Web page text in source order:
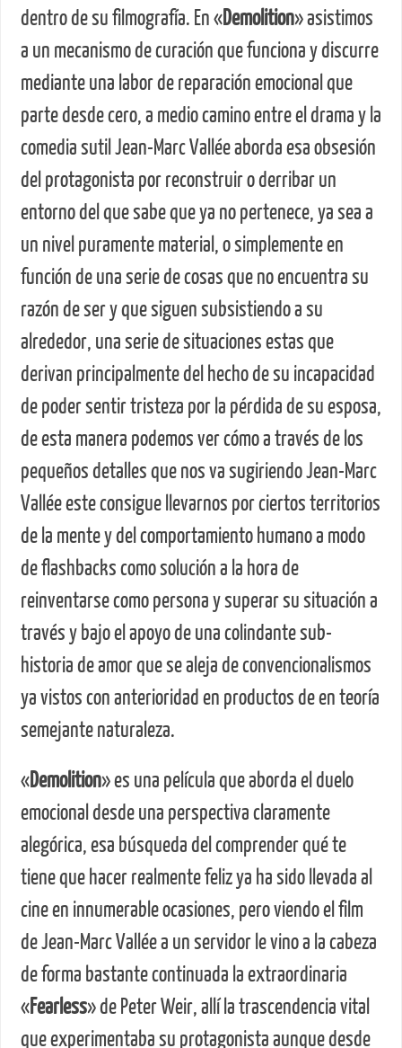
dentro de su filmografía. En «Demolition» asistimos
a un mecanismo de curación que funciona y discurre
mediante una labor de reparación emocional que
parte desde cero, a medio camino entre el drama y la
comedia sutil Jean-Marc Vallée aborda esa obsesión
del protagonista por reconstruir o derribar un
entorno del que sabe que ya no pertenece, ya sea a
un nivel puramente material, o simplemente en
función de una serie de cosas que no encuentra su
razón de ser y que siguen subsistiendo a su
alrededor, una serie de situaciones estas que
derivan principalmente del hecho de su incapacidad
de poder sentir tristeza por la pérdida de su esposa,
de esta manera podemos ver cómo a través de los
pequeños detalles que nos va sugiriendo Jean-Marc
Vallée este consigue llevarnos por ciertos territorios
de la mente y del comportamiento humano a modo
de flashbacks como solución a la hora de
reinventarse como persona y superar su situación a
través y bajo el apoyo de una colindante sub-
historia de amor que se aleja de convencionalismos
ya vistos con anterioridad en productos de en teoría
semejante naturaleza.
«Demolition» es una película que aborda el duelo
emocional desde una perspectiva claramente
alegórica, esa búsqueda del comprender qué te
tiene que hacer realmente feliz ya ha sido llevada al
cine en innumerable ocasiones, pero viendo el film
de Jean-Marc Vallée a un servidor le vino a la cabeza
de forma bastante continuada la extraordinaria
«Fearless» de Peter Weir, allí la trascendencia vital
que experimentaba su protagonista aunque desde